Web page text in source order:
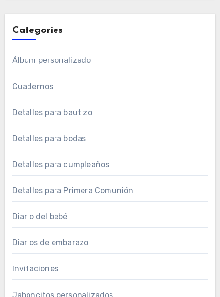
Categories
Álbum personalizado
Cuadernos
Detalles para bautizo
Detalles para bodas
Detalles para cumpleaños
Detalles para Primera Comunión
Diario del bebé
Diarios de embarazo
Invitaciones
Jaboncitos personalizados